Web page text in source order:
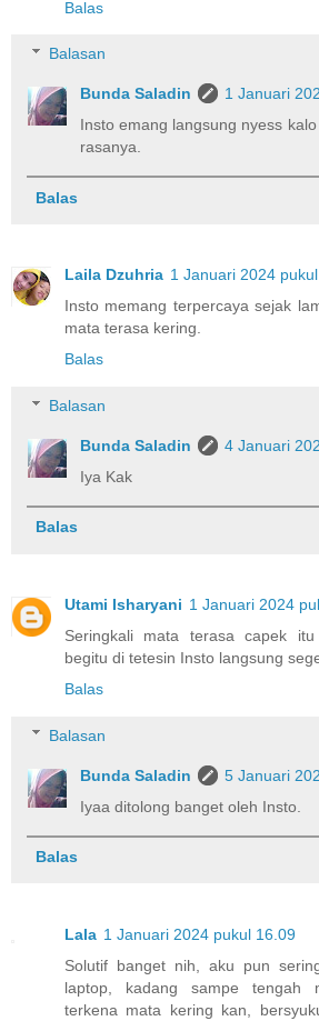
Balas
Balasan
Bunda Saladin
1 Januari
Insto emang langsung nyess
rasanya.
Balas
Laila Dzuhria 1 Januari 2024
Insto memang terpercaya sejak
mata terasa kering.
Balas
Balasan
Bunda Saladin
4 Januari
Iya Kak
Balas
Utami Isharyani 1 Januari 2024
Seringkali mata terasa capek
begitu di tetesin Insto langsung
Balas
Balasan
Bunda Saladin
5 Januari
Iyaa ditolong banget oleh Insto.
Balas
Lala 1 Januari 2024 pukul 16.09
Solutif banget nih, aku pun
laptop, kadang sampe tengah
terkena mata kering kan,